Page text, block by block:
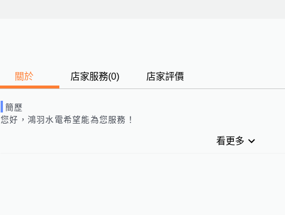
關於 店家服務(0) 店家評價
簡歷
您好， 鴻羽水電希望能為您服務！
看更多